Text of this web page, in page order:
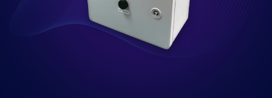
Создаем уникальные